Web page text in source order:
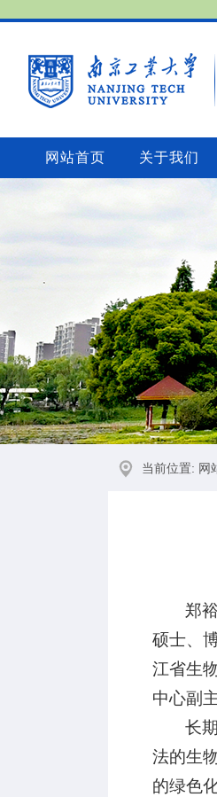
网站首页 关于我们
当前位置: 网
郑
硕士、
江省生
中心副
长
法的生
的绿色